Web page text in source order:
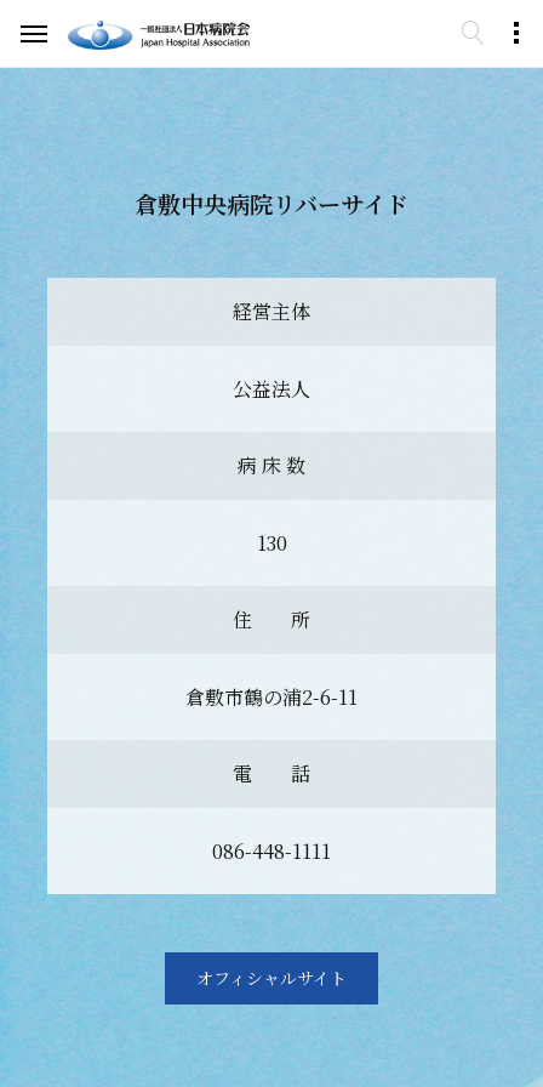
倉敷中央病院リバーサイド
経営主体
公益法人
病 床 数
130
住 所
倉敷市鶴の浦2-6-11
電 話
086-448-1111
オフィシャルサイト